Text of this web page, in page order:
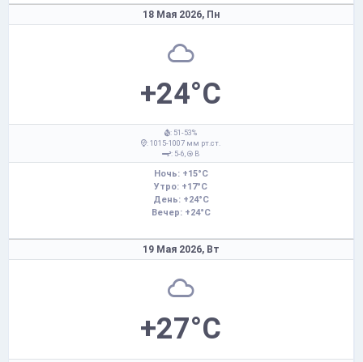
18 Мая 2026, Пн
+24°C
: 51-53%
: 1015-1007 мм рт.ст.
: 5-6,
В
Ночь: +15°C
Утро: +17°C
День: +24°C
Вечер: +24°C
19 Мая 2026, Вт
+27°C